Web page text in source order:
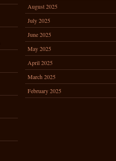
August 2025
July 2025
June 2025
May 2025
April 2025
March 2025
February 2025